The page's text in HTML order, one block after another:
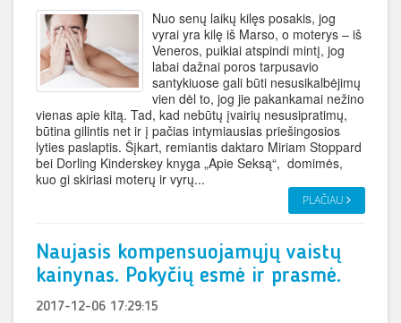
Nuo senų laikų kilęs posakis, jog
vyrai yra kilę iš Marso, o moterys – iš
Veneros, puikiai atspindi mintį, jog
labai dažnai poros tarpusavio
santykiuose gali būti nesusikalbėjimų
vien dėl to, jog jie pakankamai nežino
vienas apie kitą. Tad, kad nebūtų įvairių nesusipratimų,
būtina gilintis net ir į pačias intymiausias priešingosios
lyties paslaptis. Šįkart, remiantis daktaro Miriam Stoppard
bei Dorling Kinderskey knyga „Apie Seksą“, domimės,
kuo gi skiriasi moterų ir vyrų...
PLAČIAU
Naujasis kompensuojamųjų vaistų
kainynas. Pokyčių esmė ir prasmė.
2017-12-06 17:29:15